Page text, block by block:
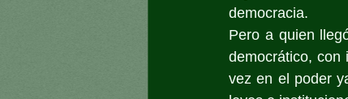
democracia.
Pero a quien
democrático, con
vez en el poder